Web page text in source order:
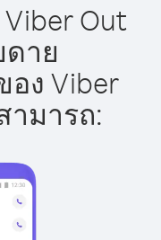
Out
ดาย
ง Viber
มารถ: